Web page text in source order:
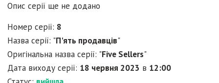
Опис серії ще не додано
Номер серії: 8
Назва серії: "П'ять продавців"
Оригінальна назва серії: "Five Sellers"
Дата виходу серії: 18 червня 2023 в 12:00